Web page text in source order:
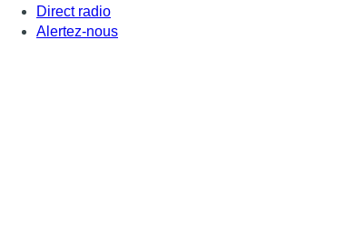
Direct radio
Alertez-nous